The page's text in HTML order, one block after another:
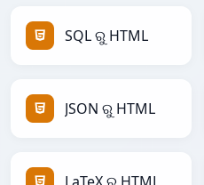
SQL ରୁ HTML
JSON ରୁ HTML